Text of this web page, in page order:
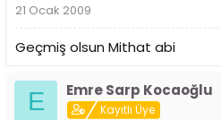
21 Ocak 2009
Geçmiş olsun Mithat abi
E Emre Sarp Kocaoğlu
Kayıtlı Üye